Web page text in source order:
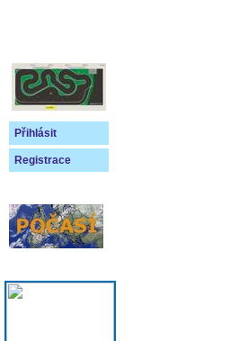
Přihlásit
Registrace